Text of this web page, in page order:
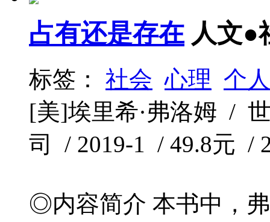
占有还是存在 人文●
标签： 社会 心理 个
[美]埃里希·弗洛姆 /
司 / 2019-1 / 49.8元 /
◎内容简介 本书中，